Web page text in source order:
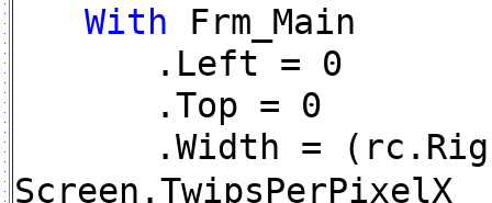
With Frm_Main
.Left = 0
.Top = 0
.Width =